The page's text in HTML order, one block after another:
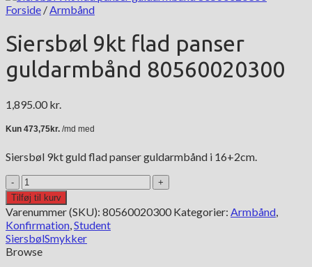
Forside /Armbånd
Siersbøl 9kt flad panser
guldarmbånd 80560020300
1,895.00 kr.
Siersbøl 9kt guld flad panser guldarmbånd i 16+2cm.
Siersbøl
9kt
flad
panser
guldarmbånd
80560020300
antal
Tilføj til kurv
Varenummer (SKU): 80560020300 Kategorier: Armbånd,
Konfirmation,Student
SiersbølSmykker
Browse